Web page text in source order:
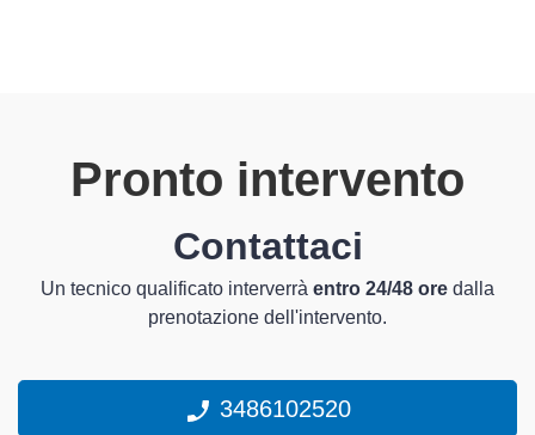
Pronto intervento
Contattaci
Un tecnico qualificato interverrà entro 24/48 ore dalla
prenotazione dell'intervento.
3486102520